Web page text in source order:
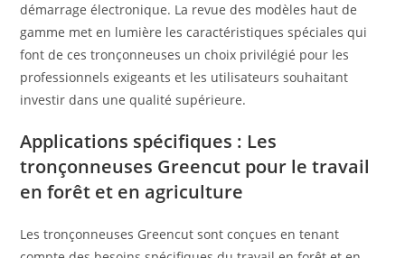
démarrage électronique. La revue des modèles haut de
gamme met en lumière les caractéristiques spéciales qui
font de ces tronçonneuses un choix privilégié pour les
professionnels exigeants et les utilisateurs souhaitant
investir dans une qualité supérieure.
Applications spécifiques : Les
tronçonneuses Greencut pour le travail
en forêt et en agriculture
Les tronçonneuses Greencut sont conçues en tenant